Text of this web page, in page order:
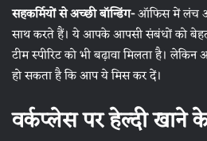
सहकर्मियों से अच्छी बॉन्डिंग-ऑफिस में लंच
साथ करते हैं। ये आपके आपसी संबंधों को
टीम स्पीरिट को भी बढ़ावा मिलता है।
हो सकता है कि आप ये मिस कर दें।
वर्कप्लेस पर हेल्दी खाने